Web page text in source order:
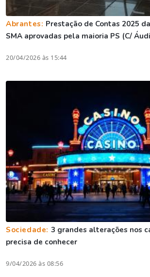
Abrantes: Prestação de Contas 2025
SMA aprovadas pela maioria PS (C/
20/04/2026 às 15:44
Sociedade: 3 grandes alterações nos
precisa de conhecer
9/04/2026 às 08:56